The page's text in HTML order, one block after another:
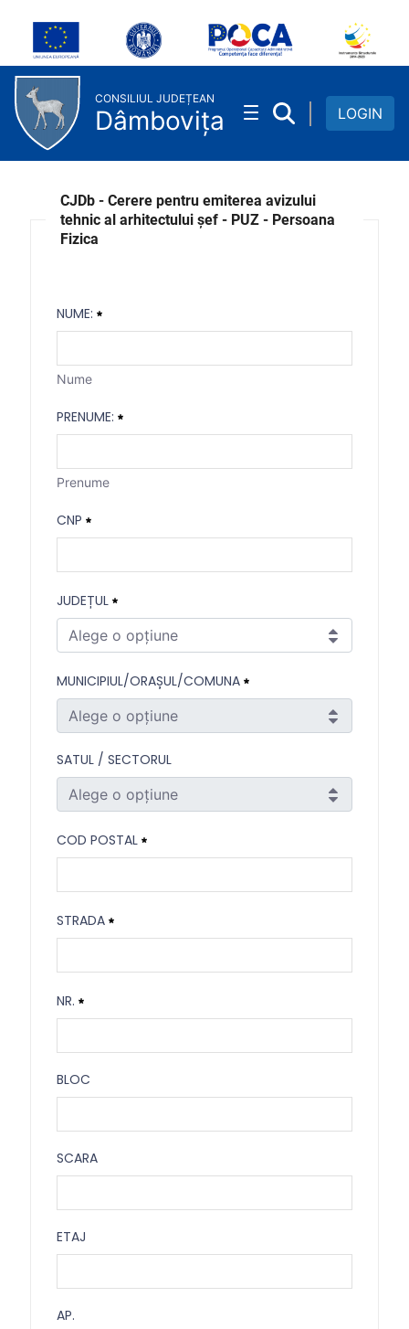
Skip to Main Content
Cerere aviz tehnic PUZ PF
CONSILIUL JUDEȚEAN
Dâmbovița LOGIN
CJDb - Cerere pentru emiterea avizului
tehnic al arhitectului șef - PUZ - Persoana
Fizica
NUME:
Nume
Nume
PRENUME:
Prenume
Prenume
CNP
Necesitat
JUDEȚUL
Alege o opțiune
Necesitat
MUNICIPIUL/ORAȘUL/COMUNA
Alege o opțiune
Necesitat
SATUL / SECTORUL
Alege o opțiune
COD POSTAL
Necesitat
STRADA
Necesitat
NR.
Necesitat
BLOC
SCARA
ETAJ
AP.